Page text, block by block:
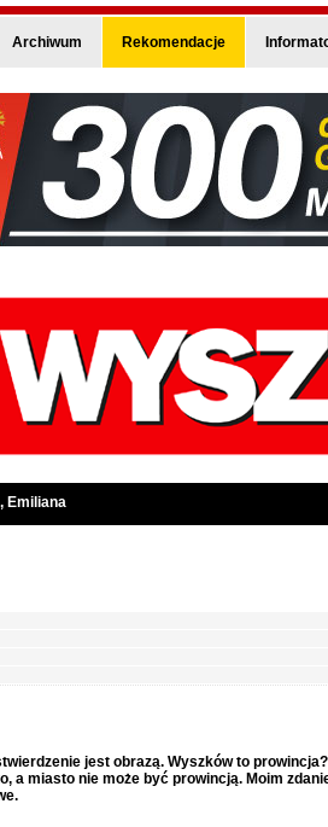
Archiwum Rekomendacje
Emiliana
jest obrazą. Wyszków to
a miasto nie może być prowincją. Moim